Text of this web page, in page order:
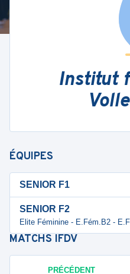
Institut
ÉQUIPES
SENIOR F1
SENIOR F2
Elite Féminine - E.Fém.B2 -
MATCHS IFDV
PRÉCÉDENT